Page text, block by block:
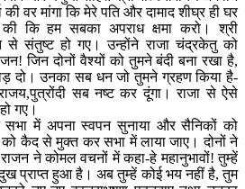
वर मांगा कि मेरे पति और दामाद शीघ्र ही घर
कि हम सबका अपराध क्षमा करो। श्री
से संतुष्ट हो गए। उन्होंने राजा चंद्रकेतु को
जिन दोनों वैश्यों को तुमने बंदी बना रखा है,
छोड़ दो। उनका सब धन जो तुमने ग्रहण किया है-
सब नष्ट कर दूंगा। राजा से ऐसे
गए।
सभा में अपना स्वपन सुनाया और सैनिकों को
को कैद से मुक्त कर सभा में लाया जाए। दोनों ने
ने कोमल वचनों में कहा-हे महानुभावों! तुम्हें
प्राप्त हुआ है। अब तुम्हें कोई भय नहीं है, तुम